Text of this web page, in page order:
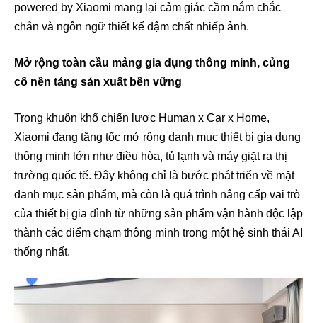
powered by Xiaomi mang lại cảm giác cầm nắm chắc
chắn và ngôn ngữ thiết kế đậm chất nhiếp ảnh.
Mở rộng toàn cầu mảng gia dụng thông minh, củng
cố nền tảng sản xuất bền vững
Trong khuôn khổ chiến lược Human x Car x Home,
Xiaomi đang tăng tốc mở rộng danh mục thiết bị gia dụng
thông minh lớn như điều hòa, tủ lạnh và máy giặt ra thị
trường quốc tế. Đây không chỉ là bước phát triển về mặt
danh mục sản phẩm, mà còn là quá trình nâng cấp vai trò
của thiết bị gia đình từ những sản phẩm vận hành độc lập
thành các điểm chạm thông minh trong một hệ sinh thái AI
thống nhất.